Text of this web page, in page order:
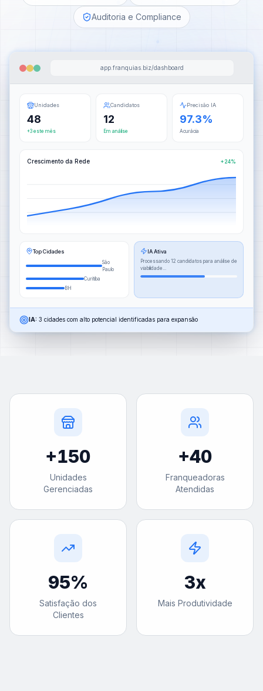
Auditoria e Compliance
app.franquias.biz/dashboard
Unidades
48
+3 este mês
Candidatos
12
Em análise
Precisão IA
97.3%
Acurácia
Crescimento da Rede +24%
Top Cidades
São
Paulo
Curitiba
BH
IA Ativa
Processando 12 candidatos para análise de
viabilidade...
IA: 3 cidades com alto potencial identificadas para expansão
+150
Unidades
Gerenciadas
+40
Franqueadoras
Atendidas
95%
Satisfação dos
Clientes
3x
Mais Produtividade